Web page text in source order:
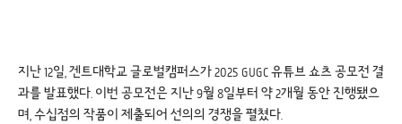
지난 12일, 겐트대학교 글로벌캠퍼스가 2025 GUGC 유튜브 쇼츠 공모전 결
과를 발표했다. 이번 공모전은 지난 9월 8일부터 약 2개월 동안 진행됐으
며, 수십점의 작품이 제출되어 선의의 경쟁을 펼쳤다.